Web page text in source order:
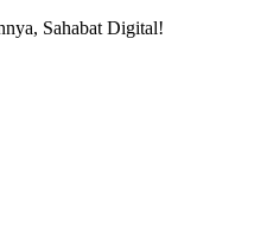
Sahabat Digital!